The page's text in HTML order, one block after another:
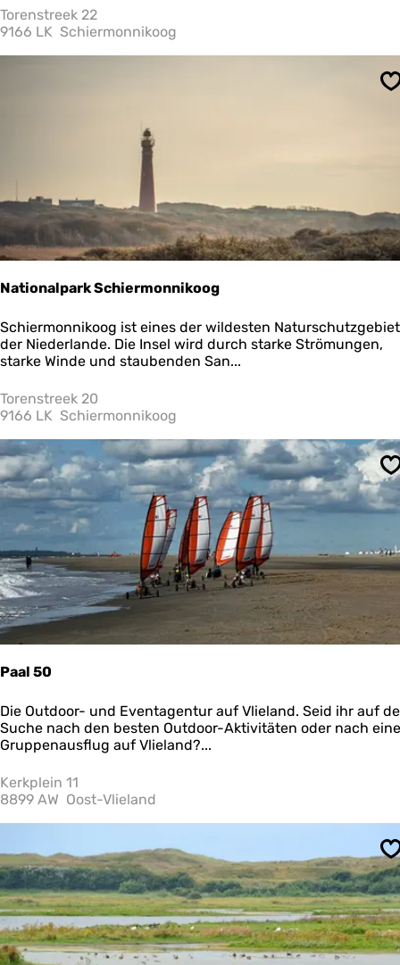
u
r
Torenstreek 22
9166 LK Schiermonnikoog
Nationalpark Schiermonnikoog
N
a
t
o
n
l
p
a
r
c
h
i
e
r
m
o
n
n
k
o
o
Schiermonnikoog ist eines der wildesten
der Niederlande. Die Insel wird durch starke Strömungen,
starke Winde und staubenden San...
Torenstreek 20
9166 LK Schiermonnikoog
Paal 50
P
a
a
5
0
Die Outdoor- und Eventagentur auf Vlieland. Seid ihr auf
Suche nach den besten Outdoor-Aktivitäten oder nach
Gruppenausflug auf Vlieland?...
Kerkplein 11
8899 AW Oost-Vlieland